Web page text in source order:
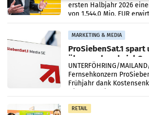
ersten Halbjahr 2026
von 1.544,0 Mio. EUR
einem Plus von 3,8
Vergleichszeitraum
MARKETING & MEDIA
ProSiebenSat.1 spart
überraschend viel
UNTERFÖHRING/
Fernsehkonzern
Frühjahr dank
RETAIL